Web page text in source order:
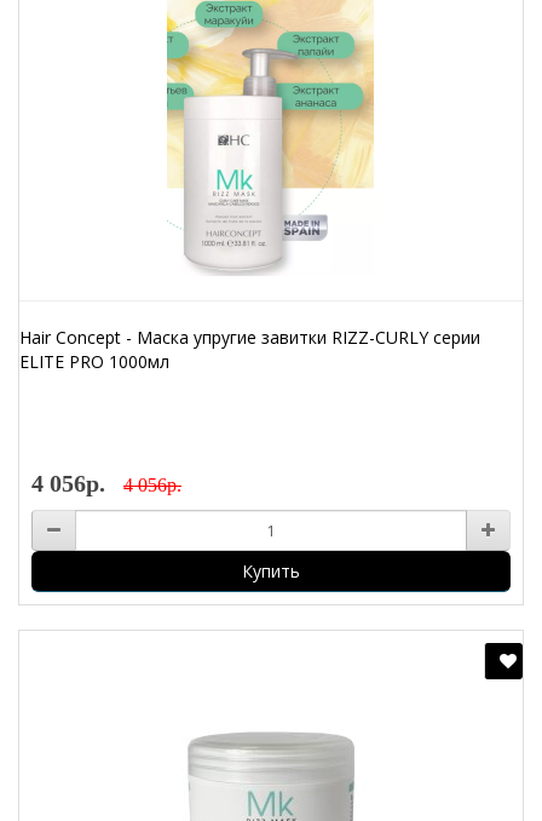
Hair Concept - Маска упругие завитки RIZZ-CURLY серии
ELITE PRO 1000мл
4 056р. 4 056р.
Купить